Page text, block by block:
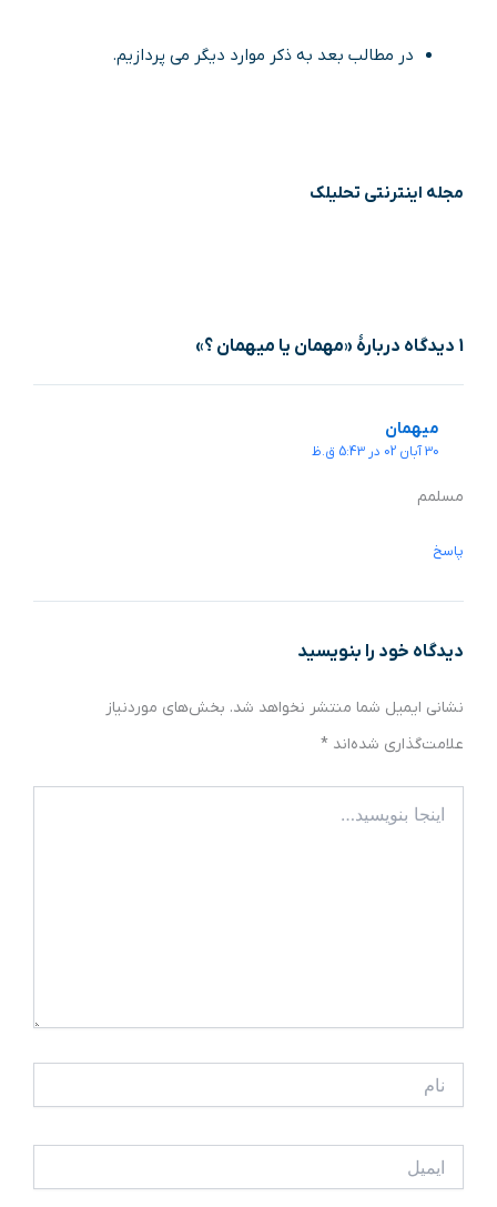
در مطالب بعد به ذکر موارد دیگر می پردازیم.
مجله اینترنتی تحلیلک
1 دیدگاه دربارهٔ «مهمان یا میهمان ؟»
میهمان
30 آبان 02 در 5:43 ق.ظ
مسلمم
پاسخ
دیدگاه‌ خود را بنویسید
نشانی ایمیل شما منتشر نخواهد شد. بخش‌های موردنیاز
علامت‌گذاری شده‌اند *
بنویسید…